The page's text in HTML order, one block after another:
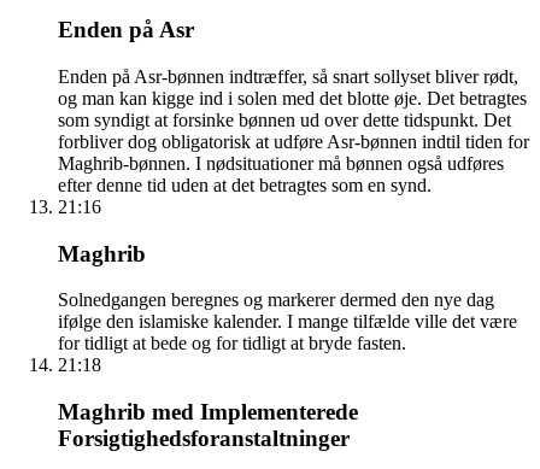
Enden på Asr
Enden på Asr-bønnen indtræffer, så snart sollyset bliver rødt,
og man kan kigge ind i solen med det blotte øje. Det betragtes
som syndigt at forsinke bønnen ud over dette tidspunkt. Det
forbliver dog obligatorisk at udføre Asr-bønnen indtil tiden for
Maghrib-bønnen. I nødsituationer må bønnen også udføres
efter denne tid uden at det betragtes som en synd.
21:16
Maghrib
Solnedgangen beregnes og markerer dermed den nye dag
ifølge den islamiske kalender. I mange tilfælde ville det være
for tidligt at bede og for tidligt at bryde fasten.
21:18
Maghrib med Implementerede
Forsigtighedsforanstaltninger